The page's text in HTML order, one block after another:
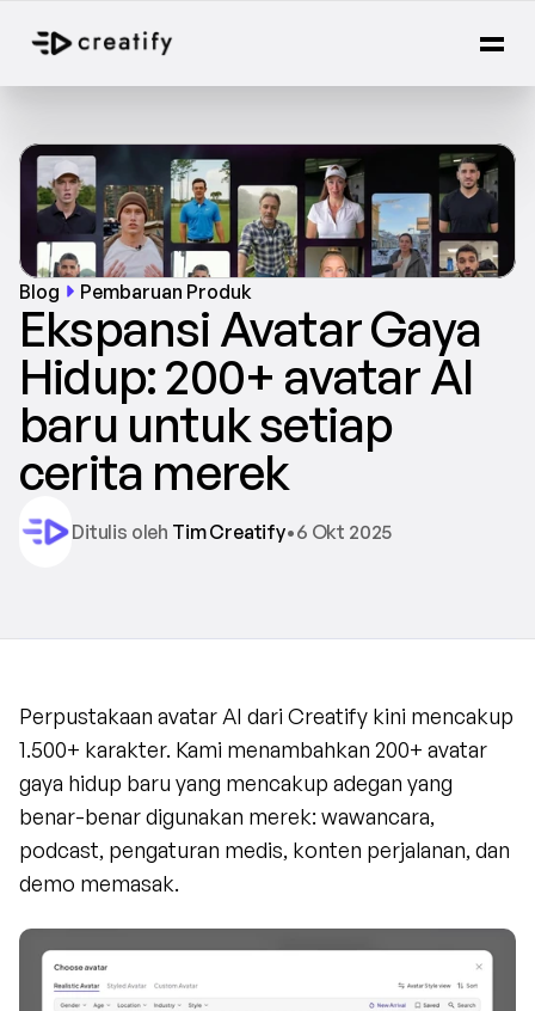
Blog Pembaruan Produk
Ekspansi Avatar Gaya
Hidup: 200+ avatar AI
baru untuk setiap
cerita merek
Ditulis oleh Tim Creatify•6 Okt 2025
Perpustakaan avatar AI dari Creatify kini mencakup
1.500+ karakter. Kami menambahkan 200+ avatar
gaya hidup baru yang mencakup adegan yang
benar-benar digunakan merek: wawancara,
podcast, pengaturan medis, konten perjalanan, dan
demo memasak.